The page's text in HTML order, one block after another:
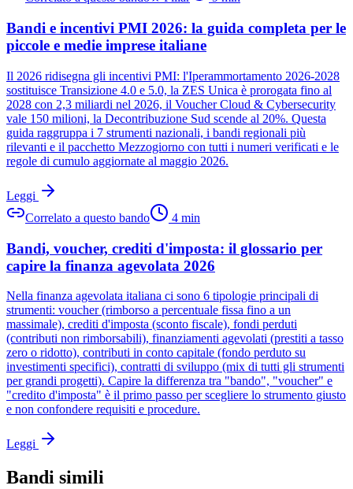
Bandi e incentivi PMI 2026: la guida completa per le
piccole e medie imprese italiane
Il 2026 ridisegna gli incentivi PMI: l'Iperammortamento 2026-2028
sostituisce Transizione 4.0 e 5.0, la ZES Unica è prorogata fino al
2028 con 2,3 miliardi nel 2026, il Voucher Cloud & Cybersecurity
vale 150 milioni, la Decontribuzione Sud scende al 20%. Questa
guida raggruppa i 7 strumenti nazionali, i bandi regionali più
rilevanti e il pacchetto Mezzogiorno con tutti i numeri verificati e le
regole di cumulo aggiornate al maggio 2026.
Leggi
Correlato a questo bando
4 min
Bandi, voucher, crediti d'imposta: il glossario per
capire la finanza agevolata 2026
Nella finanza agevolata italiana ci sono 6 tipologie principali di
strumenti: voucher (rimborso a percentuale fissa fino a un
massimale), crediti d'imposta (sconto fiscale), fondi perduti
(contributi non rimborsabili), finanziamenti agevolati (prestiti a tasso
zero o ridotto), contributi in conto capitale (fondo perduto su
investimenti specifici), contratti di sviluppo (mix di tutti gli strumenti
per grandi progetti). Capire la differenza tra "bando", "voucher" e
"credito d'imposta" è il primo passo per scegliere lo strumento giusto
e non confondere requisiti e procedure.
Leggi
Bandi simili